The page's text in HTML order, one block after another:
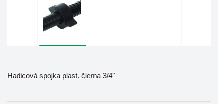
Hadicová spojka plast. čierna 3/4"